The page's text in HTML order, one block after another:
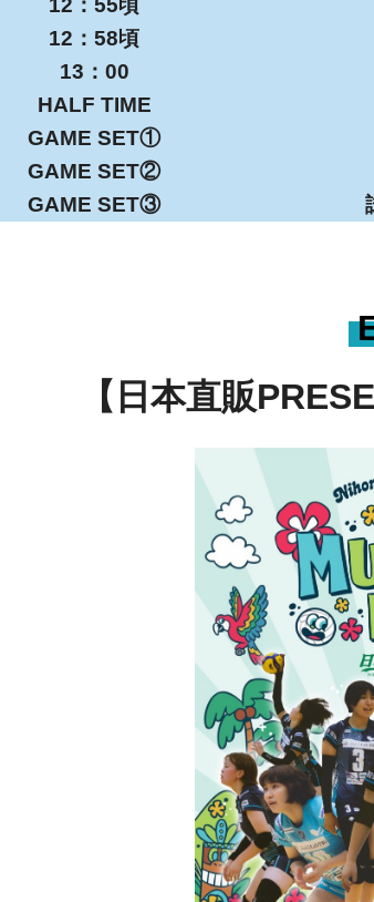
12：55頃
12：58頃
13：00
HALF TIME
GAME SET①
GAME SET②
GAME SET③
【日本直販